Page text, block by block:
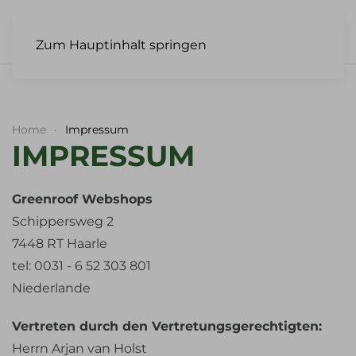
Zum Hauptinhalt springen
Home Impressum
IMPRESSUM
Greenroof Webshops
Schippersweg 2
7448 RT Haarle
tel: 0031 - 6 52 303 801
Niederlande
Vertreten durch den Vertretungsgerechtigten:
Herrn Arjan van Holst